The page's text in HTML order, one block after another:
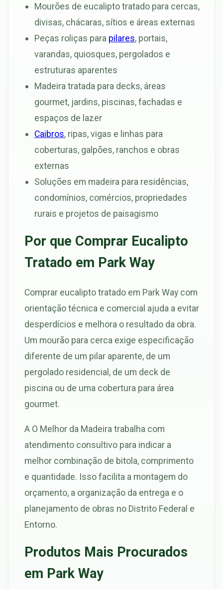
Mourões de eucalipto tratado para cercas,
divisas, chácaras, sítios e áreas externas
Peças roliças para pilares, portais,
varandas, quiosques, pergolados e
estruturas aparentes
Madeira tratada para decks, áreas
gourmet, jardins, piscinas, fachadas e
espaços de lazer
Caibros, ripas, vigas e linhas para
coberturas, galpões, ranchos e obras
externas
Soluções em madeira para residências,
condomínios, comércios, propriedades
rurais e projetos de paisagismo
Por que Comprar Eucalipto
Tratado em Park Way
Comprar eucalipto tratado em Park Way com
orientação técnica e comercial ajuda a evitar
desperdícios e melhora o resultado da obra.
Um mourão para cerca exige especificação
diferente de um pilar aparente, de um
pergolado residencial, de um deck de
piscina ou de uma cobertura para área
gourmet.
A O Melhor da Madeira trabalha com
atendimento consultivo para indicar a
melhor combinação de bitola, comprimento
e quantidade. Isso facilita a montagem do
orçamento, a organização da entrega e o
planejamento de obras no Distrito Federal e
Entorno.
Produtos Mais Procurados
em Park Way